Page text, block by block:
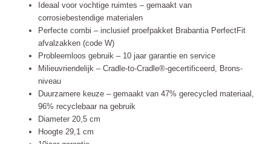
Ideaal voor vochtige ruimtes – gemaakt van
corrosiebestendige materialen
Perfecte combi – inclusief proefpakket Brabantia PerfectFit
afvalzakken (code W)
Probleemloos gebruik – 10 jaar garantie en service
Milieuvriendelijk – Cradle-to-Cradle®-gecertificeerd, Brons-
niveau
Duurzamere keuze – gemaakt van 47% gerecycled materiaal,
96% recyclebaar na gebruik
Diameter 20,5 cm
Hoogte 29,1 cm